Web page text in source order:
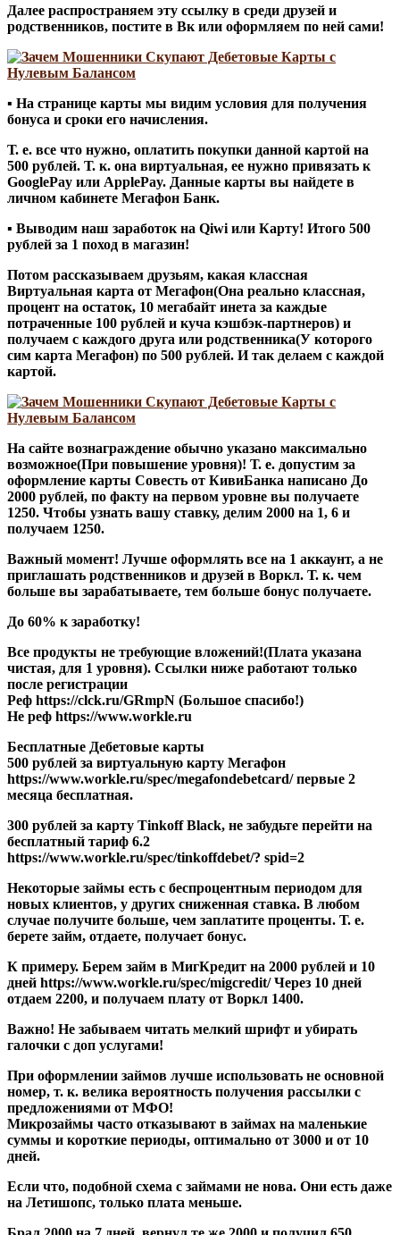
Далее распространяем эту ссылку в среди друзей и
родственников, постите в Вк или оформляем по ней сами!
▪ На странице карты мы видим условия для получения
бонуса и сроки его начисления.
Т. е. все что нужно, оплатить покупки данной картой на
500 рублей. Т. к. она виртуальная, ее нужно привязать к
GooglePay или ApplePay. Данные карты вы найдете в
личном кабинете Мегафон Банк.
▪ Выводим наш заработок на Qiwi или Карту! Итого 500
рублей за 1 поход в магазин!
Потом рассказываем друзьям, какая классная
Виртуальная карта от Мегафон(Она реально классная,
процент на остаток, 10 мегабайт инета за каждые
потраченные 100 рублей и куча кэшбэк-партнеров) и
получаем с каждого друга или родственника(У которого
сим карта Мегафон) по 500 рублей. И так делаем с каждой
картой.
На сайте вознаграждение обычно указано максимально
возможное(При повышение уровня)! Т. е. допустим за
оформление карты Совесть от КивиБанка написано До
2000 рублей, по факту на первом уровне вы получаете
1250. Чтобы узнать вашу ставку, делим 2000 на 1, 6 и
получаем 1250.
Важный момент! Лучше оформлять все на 1 аккаунт, а не
приглашать родственников и друзей в Воркл. Т. к. чем
больше вы зарабатываете, тем больше бонус получаете.
До 60% к заработку!
Все продукты не требующие вложений!(Плата указана
чистая, для 1 уровня). Ссылки ниже работают только
после регистрации
Реф https://clck.ru/GRmpN (Большое спасибо!)
Не реф https://www.workle.ru
Бесплатные Дебетовые карты
500 рублей за виртуальную карту Мегафон
https://www.workle.ru/spec/megafondebetcard/ первые 2
месяца бесплатная.
300 рублей за карту Tinkoff Black, не забудьте перейти на
бесплатный тариф 6.2
https://www.workle.ru/spec/tinkoffdebet/? spid=2
Некоторые займы есть с беспроцентным периодом для
новых клиентов, у других сниженная ставка. В любом
случае получите больше, чем заплатите проценты. Т. е.
берете займ, отдаете, получает бонус.
К примеру. Берем займ в МигКредит на 2000 рублей и 10
дней https://www.workle.ru/spec/migcredit/ Через 10 дней
отдаем 2200, и получаем плату от Воркл 1400.
Важно! Не забываем читать мелкий шрифт и убирать
галочки с доп услугами!
При оформлении займов лучше использовать не основной
номер, т. к. велика вероятность получения рассылки с
предложениями от МФО!
Микрозаймы часто отказывают в займах на маленькие
суммы и короткие периоды, оптимально от 3000 и от 10
дней.
Если что, подобной схема с займами не нова. Они есть даже
на Летишопс, только плата меньше.